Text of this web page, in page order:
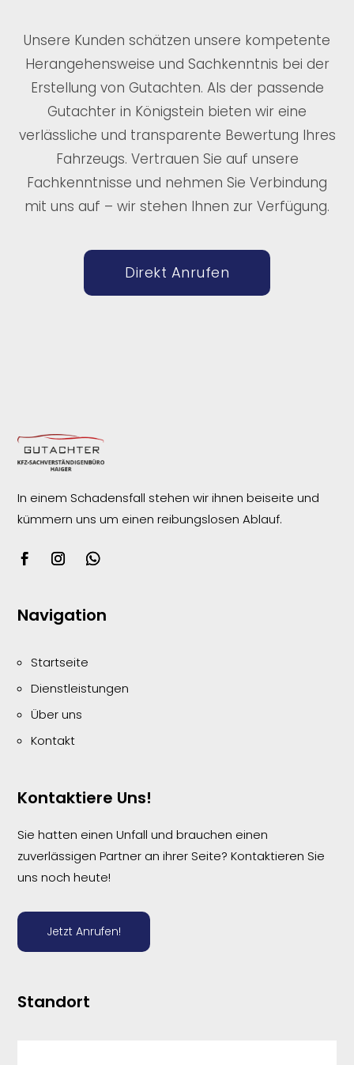
Unsere Kunden schätzen unsere kompetente
Herangehensweise und Sachkenntnis bei der
Erstellung von Gutachten. Als der passende
Gutachter in Königstein bieten wir eine
verlässliche und transparente Bewertung Ihres
Fahrzeugs. Vertrauen Sie auf unsere
Fachkenntnisse und nehmen Sie Verbindung
mit uns auf – wir stehen Ihnen zur Verfügung.
Direkt Anrufen
In einem Schadensfall stehen wir ihnen beiseite und
kümmern uns um einen reibungslosenAblauf.
Navigation
Startseite
Dienstleistungen
Über uns
Kontakt
Kontaktiere Uns!
Sie hatten einen Unfall und brauchen einen
zuverlässigen Partner an ihrer Seite? Kontaktieren Sie
uns noch heute!
Jetzt Anrufen!
Standort